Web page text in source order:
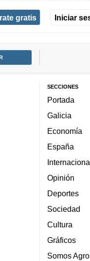
gratis Iniciar
SECCIONES
Portada
Galicia
Economía
España
Opinión
Deportes
Sociedad
Cultura
Gráficos
Somos Agro